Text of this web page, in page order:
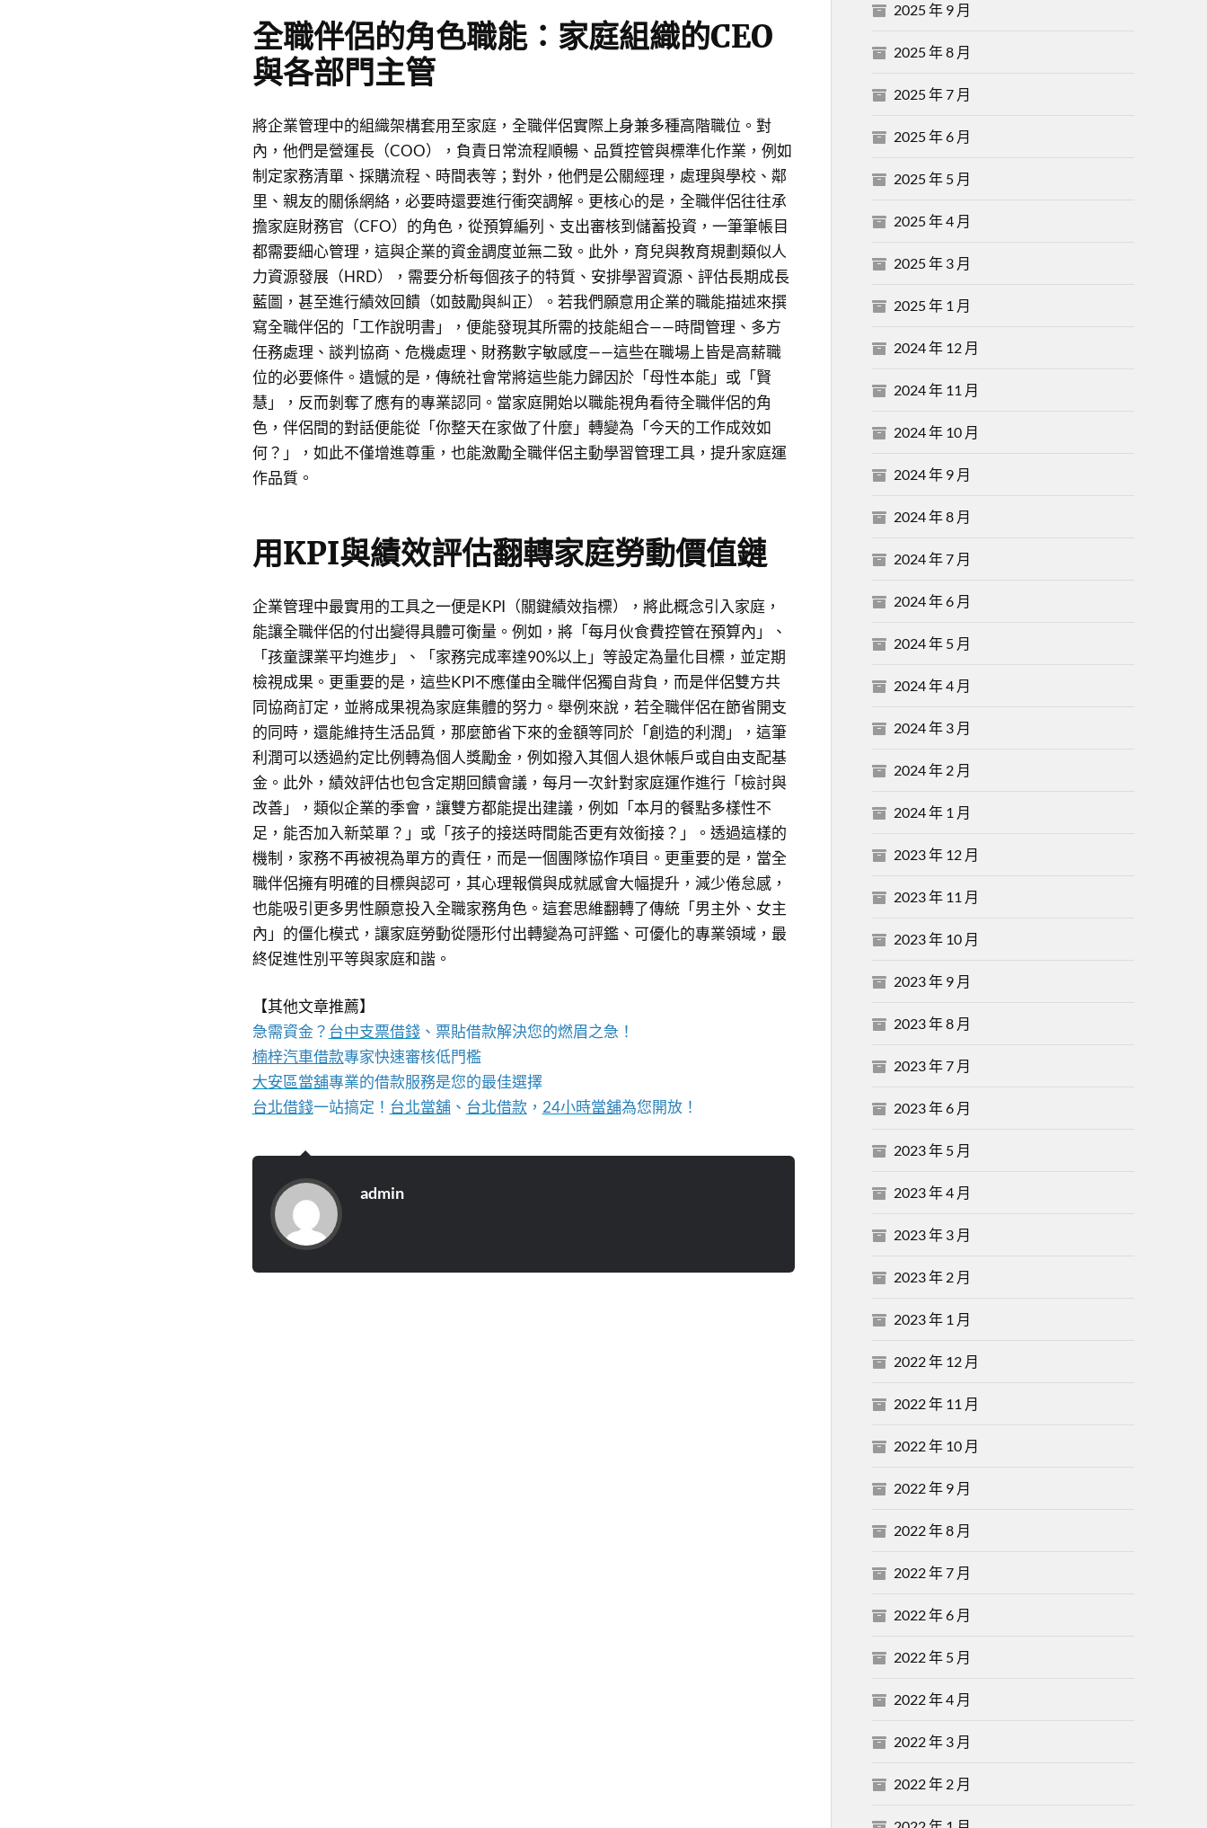
全職伴侶的角色職能：家庭組織的CEO
與各部門主管
將企業管理中的組織架構套用至家庭，全職伴侶實際上身兼多種高階職位。對
內，他們是營運長（COO），負責日常流程順暢、品質控管與標準化作業，例如
制定家務清單、採購流程、時間表等；對外，他們是公關經理，處理與學校、鄰
里、親友的關係網絡，必要時還要進行衝突調解。更核心的是，全職伴侶往往承
擔家庭財務官（CFO）的角色，從預算編列、支出審核到儲蓄投資，一筆筆帳目
都需要細心管理，這與企業的資金調度並無二致。此外，育兒與教育規劃類似人
力資源發展（HRD），需要分析每個孩子的特質、安排學習資源、評估長期成長
藍圖，甚至進行績效回饋（如鼓勵與糾正）。若我們願意用企業的職能描述來撰
寫全職伴侶的「工作說明書」，便能發現其所需的技能組合——時間管理、多方
任務處理、談判協商、危機處理、財務數字敏感度——這些在職場上皆是高薪職
位的必要條件。遺憾的是，傳統社會常將這些能力歸因於「母性本能」或「賢
慧」，反而剝奪了應有的專業認同。當家庭開始以職能視角看待全職伴侶的角
色，伴侶間的對話便能從「你整天在家做了什麼」轉變為「今天的工作成效如
何？」，如此不僅增進尊重，也能激勵全職伴侶主動學習管理工具，提升家庭運
作品質。
用KPI與績效評估翻轉家庭勞動價值鏈
企業管理中最實用的工具之一便是KPI（關鍵績效指標），將此概念引入家庭，
能讓全職伴侶的付出變得具體可衡量。例如，將「每月伙食費控管在預算內」、
「孩童課業平均進步」、「家務完成率達90%以上」等設定為量化目標，並定期
檢視成果。更重要的是，這些KPI不應僅由全職伴侶獨自背負，而是伴侶雙方共
同協商訂定，並將成果視為家庭集體的努力。舉例來說，若全職伴侶在節省開支
的同時，還能維持生活品質，那麼節省下來的金額等同於「創造的利潤」，這筆
利潤可以透過約定比例轉為個人獎勵金，例如撥入其個人退休帳戶或自由支配基
金。此外，績效評估也包含定期回饋會議，每月一次針對家庭運作進行「檢討與
改善」，類似企業的季會，讓雙方都能提出建議，例如「本月的餐點多樣性不
足，能否加入新菜單？」或「孩子的接送時間能否更有效銜接？」。透過這樣的
機制，家務不再被視為單方的責任，而是一個團隊協作項目。更重要的是，當全
職伴侶擁有明確的目標與認可，其心理報償與成就感會大幅提升，減少倦怠感，
也能吸引更多男性願意投入全職家務角色。這套思維翻轉了傳統「男主外、女主
內」的僵化模式，讓家庭勞動從隱形付出轉變為可評鑑、可優化的專業領域，最
終促進性別平等與家庭和諧。
【其他文章推薦】
急需資金？ 台中支票借錢、票貼借款解決您的燃眉之急！
楠梓汽車借款專家快速審核低門檻
大安區當舖專業的借款服務是您的最佳選擇
台北借錢一站搞定！ 台北當舖、 台北借款 ， 24小時當舖為您開放！
admin
2025 年 9 月
2025 年 8 月
2025 年 7 月
2025 年 6 月
2025 年 5 月
2025 年 4 月
2025 年 3 月
2025 年 1 月
2024 年 12 月
2024 年 11 月
2024 年 10 月
2024 年 9 月
2024 年 8 月
2024 年 7 月
2024 年 6 月
2024 年 5 月
2024 年 4 月
2024 年 3 月
2024 年 2 月
2024 年 1 月
2023 年 12 月
2023 年 11 月
2023 年 10 月
2023 年 9 月
2023 年 8 月
2023 年 7 月
2023 年 6 月
2023 年 5 月
2023 年 4 月
2023 年 3 月
2023 年 2 月
2023 年 1 月
2022 年 12 月
2022 年 11 月
2022 年 10 月
2022 年 9 月
2022 年 8 月
2022 年 7 月
2022 年 6 月
2022 年 5 月
2022 年 4 月
2022 年 3 月
2022 年 2 月